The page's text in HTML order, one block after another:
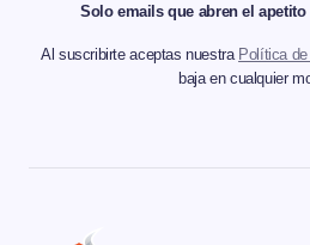
Solo emails que abren el
Al suscribirte aceptas nuestra Política
baja en cualquier